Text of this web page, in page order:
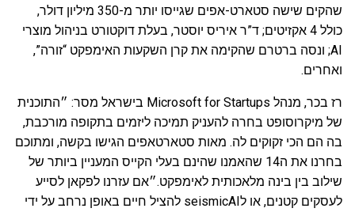
שהקים שישה סטארט-אפים שגייסו יותר מ-350 מיליון דולר,
כולל 4 אקזיטים; ד”ר איריס יוסטר, בעלת דוקטורט בניהול מוצרי
AI; ונסה ברטרם שהקימה את קרן השקעות האימפקט “זורה”,
ואחרים.
רז בכר, מנהל Microsoft for Startups בישראל מסר: ״התוכנית
של מיקרוסופט בחרה להעניק תמיכה ליזמים בתקופה מורכבת,
בה הם הכי זקוקים לה. מאות סטארטאפים הגישו בקשה, ומתוכם
בחרנו את ה14 שהאמנו שהינם בעלי הקייס המעניין ביותר של
שילוב בין בינה מלאכותית לאימפקט.״אם עזרנו לפקאן לסייע
לעסקים קטנים, או לseismicAI להציל חיים באופן נרחב על ידי